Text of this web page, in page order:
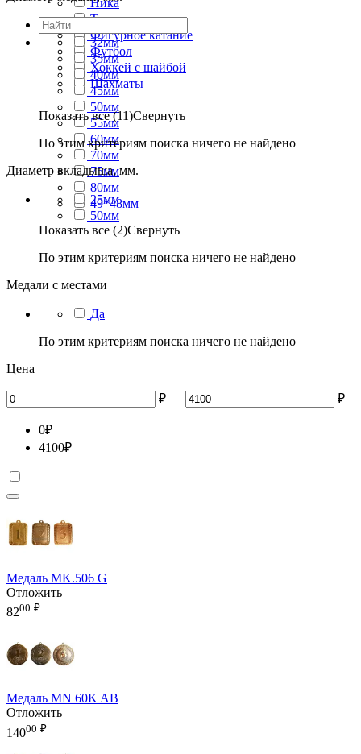
Танцы
Фигурное катание
Футбол
Хоккей с шайбой
Шахматы
32мм
35мм
40мм
45мм
50мм
55мм
60мм
70мм
75мм
80мм
49*48мм
Показать все (11)Свернуть
По этим критериям поиска ничего не найдено
Диаметр вкладыша, мм.
25мм
50мм
Показать все (2)Свернуть
По этим критериям поиска ничего не найдено
Медали с местами
Да
По этим критериям поиска ничего не найдено
Цена
₽ – ₽
0₽
4100₽
Медаль MK.506 G
Отложить
8200 ₽
Медаль MN 60K AB
Отложить
14000 ₽